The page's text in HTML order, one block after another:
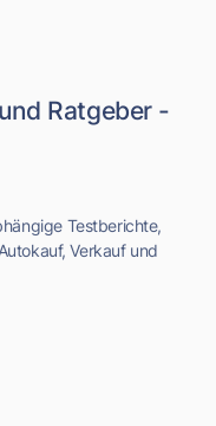
Ratgeber -
Testberichte,
Verkauf und